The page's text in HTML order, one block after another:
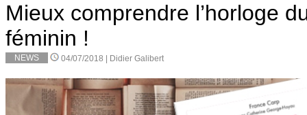
Mieux comprendre l’horloge
féminin !
NEWS 04/07/2018 | Didier Galibert